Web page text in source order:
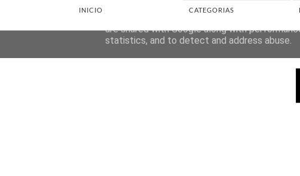
INICIO CATEGORIAS
This site uses cookies from Google to
are shared with Google along with
statistics, and to detect and address abuse.